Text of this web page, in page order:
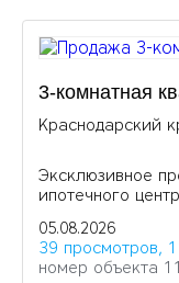
3-комнатная
Краснодарский
Эксклюзивное
ипотечного
05.08.2026
39 просмотров,
номер объекта